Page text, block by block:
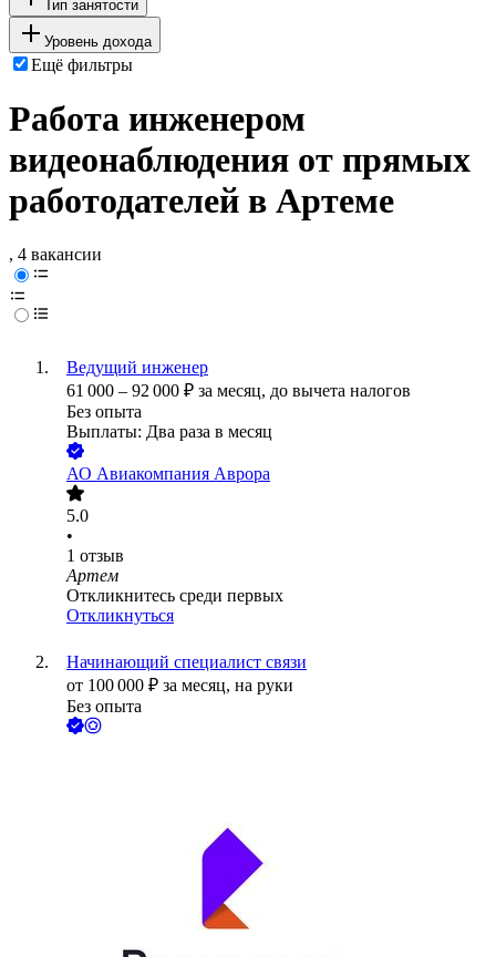
Тип занятости
Уровень дохода
Ещё фильтры
Работа инженером
видеонаблюдения от прямых
работодателей в Артеме
, 4 вакансии
Ведущий инженер
61 000 – 92 000 ₽ за месяц, до вычета налогов
Без опыта
Выплаты: Два раза в месяц
АО Авиакомпания Аврора
5.0
•
1 отзыв
Артем
Откликнитесь среди первых
Откликнуться
Начинающий специалист связи
от 100 000 ₽ за месяц, на руки
Без опыта